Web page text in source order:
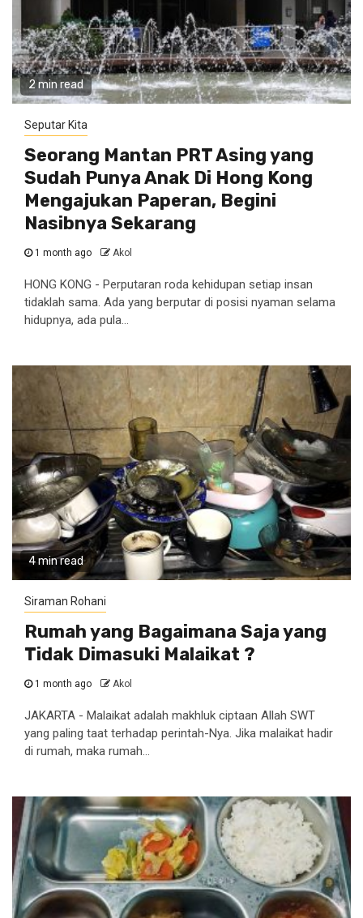
2 min read
Seputar Kita
Seorang Mantan PRT Asing yang
Sudah Punya Anak Di Hong Kong
Mengajukan Paperan, Begini
Nasibnya Sekarang
1 month ago Akol
HONG KONG - Perputaran roda kehidupan setiap insan
tidaklah sama. Ada yang berputar di posisi nyaman selama
hidupnya, ada pula...
4 min read
Siraman Rohani
Rumah yang Bagaimana Saja yang
Tidak Dimasuki Malaikat ?
1 month ago Akol
JAKARTA - Malaikat adalah makhluk ciptaan Allah SWT
yang paling taat terhadap perintah-Nya. Jika malaikat hadir
di rumah, maka rumah...